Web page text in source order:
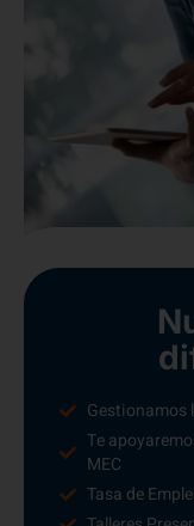
Gestionamos
Te
MEC
Tasa de